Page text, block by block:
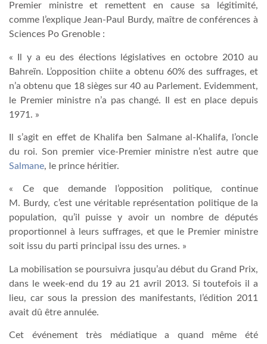
Premier ministre et remettent en cause sa légitimité,
comme l’explique Jean-Paul Burdy, maître de conférences à
Sciences Po Grenoble :
« Il y a eu des élections législatives en octobre 2010 au
Bahreïn. L’opposition chiite a obtenu 60% des suffrages, et
n’a obtenu que 18 sièges sur 40 au Parlement. Evidemment,
le Premier ministre n’a pas changé. Il est en place depuis
1971. »
Il s’agit en effet de Khalifa ben Salmane al-Khalifa, l’oncle
du roi. Son premier vice-Premier ministre n’est autre que
Salmane, le prince héritier.
« Ce que demande l’opposition politique, continue
M. Burdy, c’est une véritable représentation politique de la
population, qu’il puisse y avoir un nombre de députés
proportionnel à leurs suffrages, et que le Premier ministre
soit issu du parti principal issu des urnes. »
La mobilisation se poursuivra jusqu’au début du Grand Prix,
dans le week-end du 19 au 21 avril 2013. Si toutefois il a
lieu, car sous la pression des manifestants, l’édition 2011
avait dû être annulée.
Cet événement très médiatique a quand même été